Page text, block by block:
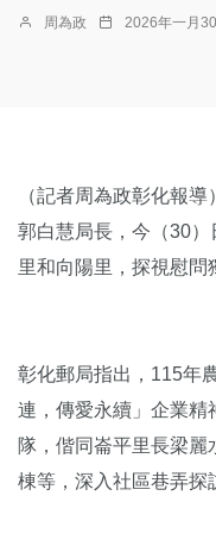
周為政 2026年一月
（記者周為政彰化報
郭白慧局長，今（30
里和向陽里，探視慰問
彰化郵局指出，115年
連，傳愛永續」企業精
隊，偕同崙平里長梁
棟等，深入社區巷弄探